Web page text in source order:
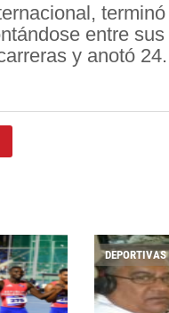
entre
y anotó 24.
DEPORTIVAS